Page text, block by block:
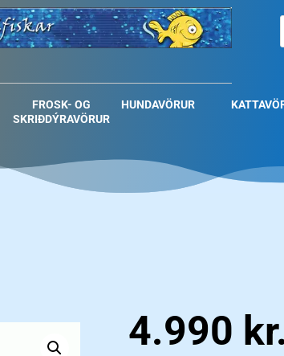
FROSK- OG
SKRIÐDÝRAVÖRUR
HUNDAVÖRUR
4.990 kr.